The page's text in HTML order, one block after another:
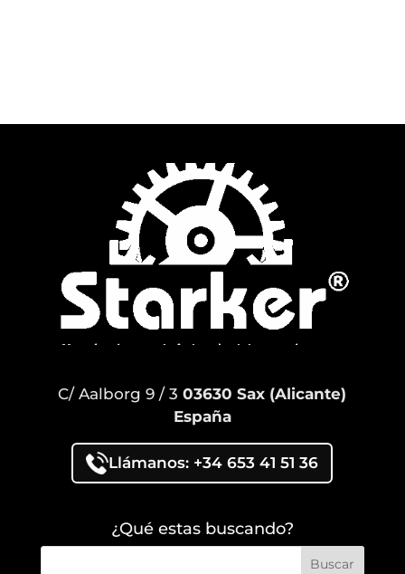
C/ Aalborg 9 / 303630 Sax (Alicante)
España
Llámanos: +34 653 41 51 36
¿Qué estas buscando?